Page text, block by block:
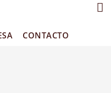
CONTACTO